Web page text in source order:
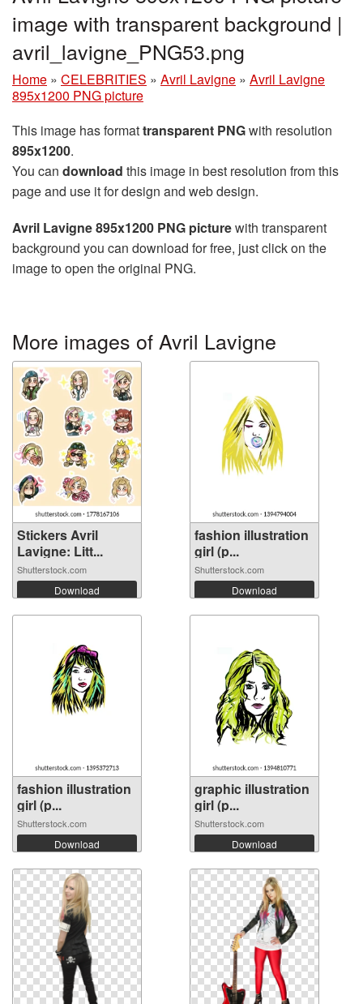
image with transparent background |
avril_lavigne_PNG53.png
Home » CELEBRITIES » Avril Lavigne » Avril Lavigne
895x1200 PNG picture
This image has formattransparent PNGwith resolution
895x1200.
You can download this image in best resolution from this
page and use it for design and web design.
Avril Lavigne 895x1200 PNG picturewith transparent
background you can download for free, just click on the
image to open the original PNG.
More images of Avril Lavigne
Stickers Avril
Lavigne: Litt...
Shutterstock.com
Download
fashion illustration
girl (p...
Shutterstock.com
Download
fashion illustration
girl (p...
Shutterstock.com
Download
graphic illustration
girl (p...
Shutterstock.com
Download